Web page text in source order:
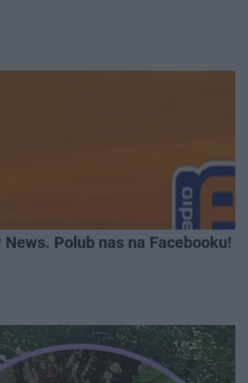
News. Polub nas na Facebooku!